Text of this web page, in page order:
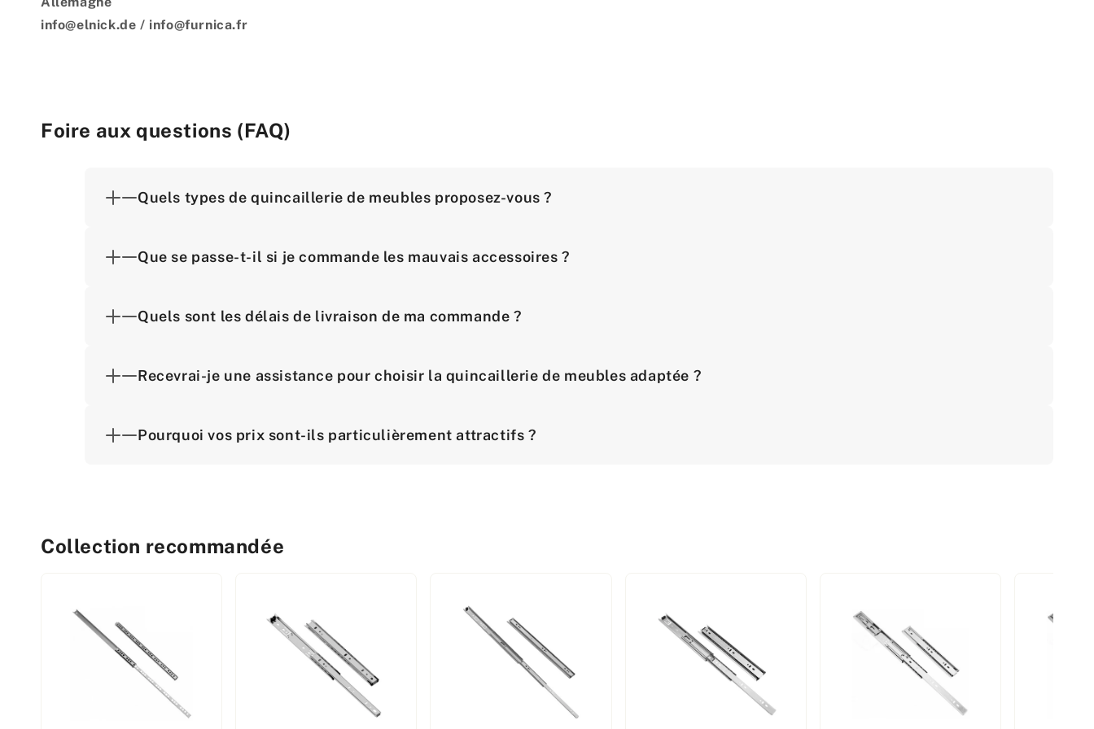
info@elnick.de / info@furnica.fr
Foire aux questions (FAQ)
Quels types de quincaillerie de meubles proposez-vous ?
Que se passe-t-il si je commande les mauvais accessoires ?
Quels sont les délais de livraison de ma commande ?
Recevrai-je une assistance pour choisir la quincaillerie de meubles adaptée ?
Pourquoi vos prix sont-ils particulièrement attractifs ?
Collection recommandée